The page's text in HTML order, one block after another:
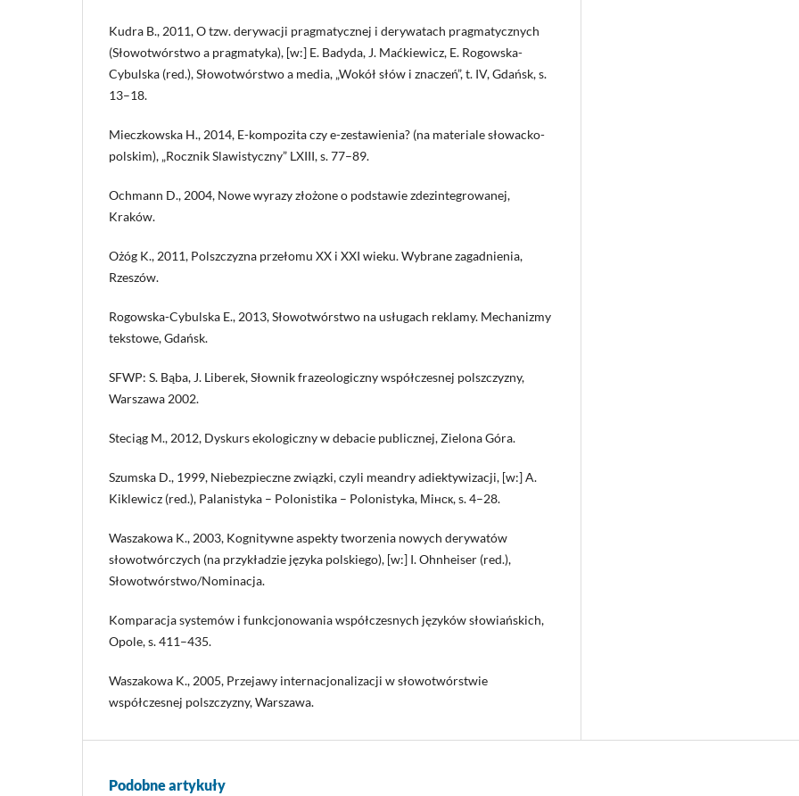
Kudra B., 2011, O tzw. derywacji pragmatycznej i derywatach pragmatycznych
(Słowotwórstwo a pragmatyka), [w:] E. Badyda, J. Maćkiewicz, E. Rogowska-
Cybulska (red.), Słowotwórstwo a media, „Wokół słów i znaczeń”, t. IV, Gdańsk, s.
13–18.
Mieczkowska H., 2014, E-kompozita czy e-zestawienia? (na materiale słowacko-
polskim), „Rocznik Slawistyczny” LXIII, s. 77–89.
Ochmann D., 2004, Nowe wyrazy złożone o podstawie zdezintegrowanej,
Kraków.
Ożóg K., 2011, Polszczyzna przełomu XX i XXI wieku. Wybrane zagadnienia,
Rzeszów.
Rogowska-Cybulska E., 2013, Słowotwórstwo na usługach reklamy. Mechanizmy
tekstowe, Gdańsk.
SFWP: S. Bąba, J. Liberek, Słownik frazeologiczny współczesnej polszczyzny,
Warszawa 2002.
Steciąg M., 2012, Dyskurs ekologiczny w debacie publicznej, Zielona Góra.
Szumska D., 1999, Niebezpieczne związki, czyli meandry adiektywizacji, [w:] A.
Kiklewicz (red.), Palanistyka – Polonistika – Polonistyka, Мiнск, s. 4–28.
Waszakowa K., 2003, Kognitywne aspekty tworzenia nowych derywatów
słowotwórczych (na przykładzie języka polskiego), [w:] I. Ohnheiser (red.),
Słowotwórstwo/Nominacja.
Komparacja systemów i funkcjonowania współczesnych języków słowiańskich,
Opole, s. 411–435.
Waszakowa K., 2005, Przejawy internacjonalizacji w słowotwórstwie
współczesnej polszczyzny, Warszawa.
Podobne artykuły